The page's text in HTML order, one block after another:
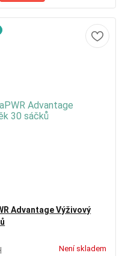
Advantage Výživový
Není skladem